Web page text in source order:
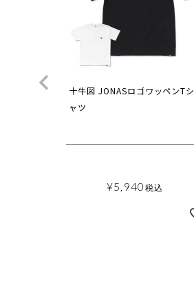
十牛図 JONASロゴワッペンTシ
ャツ
¥5,940 税込